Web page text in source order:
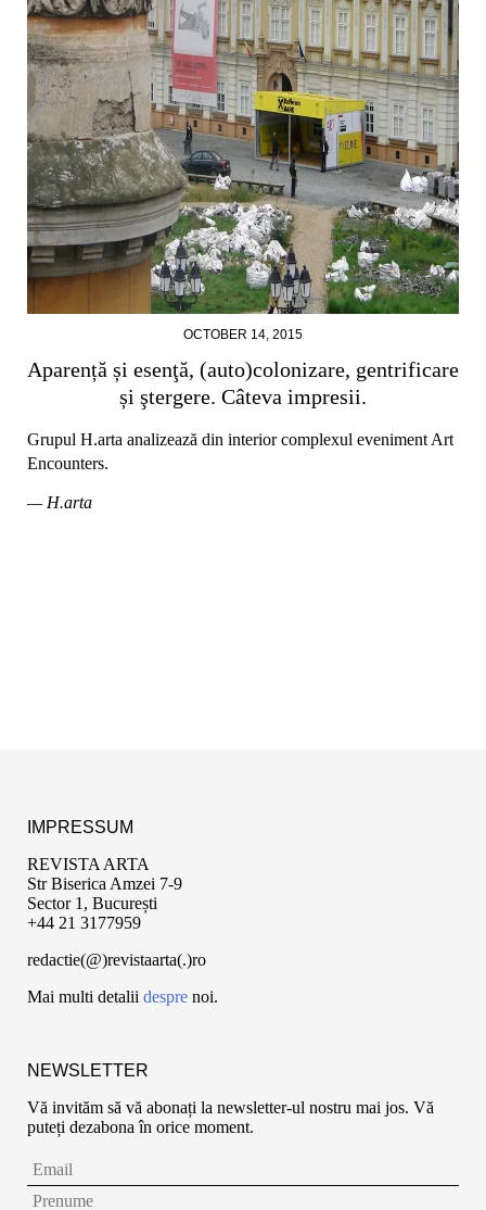
OCTOBER 14, 2015
Aparență și esenţă, (auto)colonizare, gentrificare
și ştergere. Câteva impresii.
Grupul H.arta analizează din interior complexul eveniment Art
Encounters.
— H.arta
IMPRESSUM
REVISTA ARTA
Str Biserica Amzei 7-9
Sector 1, București
+44 21 3177959
redactie(@)revistaarta(.)ro
Mai multi detalii despre noi.
NEWSLETTER
Vă invităm să vă abonați la newsletter-ul nostru mai jos. Vă
puteți dezabona în orice moment.